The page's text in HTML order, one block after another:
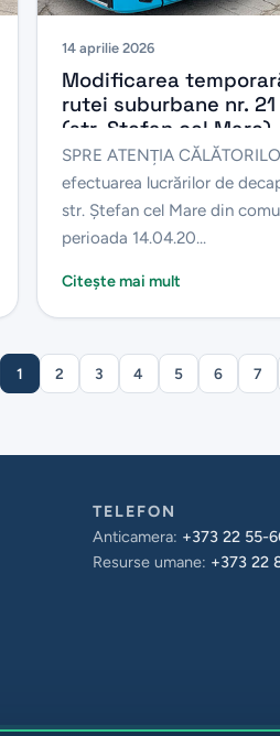
14 aprilie 2026
Modificarea
rutei suburbane nr.
(str. Ștefan cel Mare)
Manole”, în perioada
30.04.2026
SPRE ATENŢIA CĂLĂTORILOR În legătură
efectuarea lucrărilor de
str. Ștefan cel Mare din
perioada 14.04.20...
Citește mai mult
1 2 3 4 5 6 7
TELEFON
Anticamera: +373 22 55-
Resurse umane: +373 22